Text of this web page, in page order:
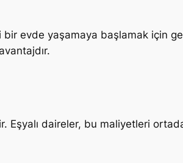
bir evde yaşamaya başlamak için
Eşyalı daireler, bu maliyetleri